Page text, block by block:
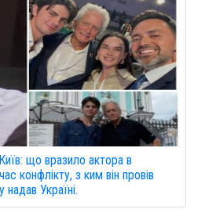
що вразило актора в
конфлікту, з ким він провів
надав Україні.